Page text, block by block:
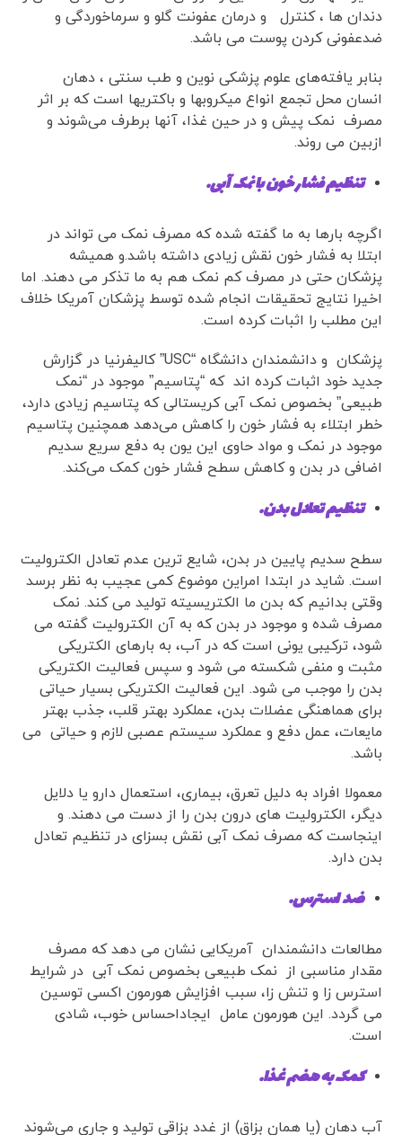
دندان ها ، کنترل و درمان عفونت گلو و سرماخوردگی و
ضدعفونی کردن پوست می باشد.
بنابر یافته‌های علوم پزشکی نوین و طب سنتی ، دهان
انسان محل تجمع انواع میکروبها و باکتریها است که بر اثر
مصرف نمک پیش و در حین غذا، آنها برطرف می‌شوند و
ازبین می روند.
تنظیم فشار خون با نمک آبی.
اگرچه بارها به ما گفته شده که مصرف نمک می تواند در
ابتلا به فشار خون نقش زیادی داشته باشد.و همیشه
پزشکان حتی در مصرف کم نمک هم به ما تذکر می دهند. اما
اخیرا نتایج تحقیقات انجام شده توسط پزشکان آمریکا خلاف
این مطلب را اثبات کرده است.
پزشکان و دانشمندان دانشگاه “USC” کالیفرنیا در گزارش
جدید خود اثبات کرده اند که “پتاسیم” موجود در “نمک
طبیعی” بخصوص نمک آبی کریستالی که پتاسیم زیادی دارد،
خطر ابتلاء به فشار خون را کاهش می‌دهد همچنین پتاسیم
موجود در نمک و مواد حاوی این یون به دفع سریع سدیم
اضافی در بدن و کاهش سطح فشار خون کمک می‌کند.
تنظیم تعادل بدن.
سطح سدیم پایین در بدن، شایع ترین عدم تعادل الکترولیت
است. شاید در ابتدا امراین موضوع کمی عجیب به نظر برسد
وقتی بدانیم که بدن ما الکتریسیته تولید می کند. نمک
مصرف شده و موجود در بدن که به آن الکترولیت گفته می
شود، ترکیبی یونی است که در آب، به بارهای الکتریکی
مثبت و منفی شکسته می شود و سپس فعالیت الکتریکی
بدن را موجب می شود. این فعالیت الکتریکی بسیار حیاتی
برای هماهنگی عضلات بدن، عملکرد بهتر قلب، جذب بهتر
مایعات، عمل دفع و عملکرد سیستم عصبی لازم و حیاتی می
باشد.
معمولا افراد به دلیل تعرق، بیماری، استعمال دارو یا دلایل
دیگر، الکترولیت های درون بدن را از دست می دهند. و
اینجاست که مصرف نمک آبی نقش بسزای در تنظیم تعادل
بدن دارد.
ضد استرس.
مطالعات دانشمندان آمریکایی نشان می دهد که مصرف
مقدار مناسبی از نمک طبیعی بخصوص نمک آبی در شرایط
استرس زا و تنش زا، سبب افزایش هورمون اکسی توسین
می گردد. این هورمون عامل ایجاداحساس خوب، شادی
است.
کمک به هضم غذا.
آب دهان (یا همان بزاق) از غدد بزاقی تولید و جاری می‌شوند